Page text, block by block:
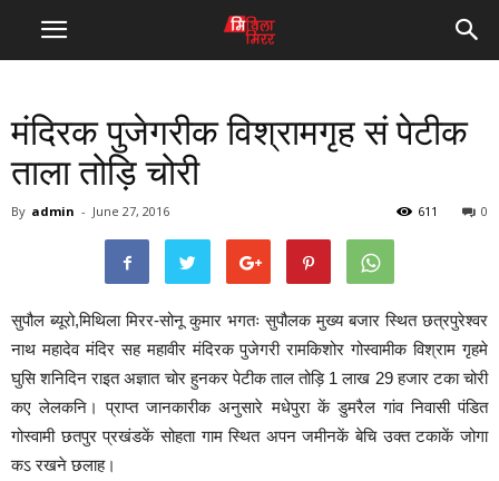
मंदिरक पुजेगरीक विश्रामगृह सं पेटीक
ताला तोड़ि चोरी
By admin - June 27, 2016 0
611
सुपौल ब्यूरो,मिथिला मिरर-सोनू कुमार भगतः सुपौलक मुख्य बजार स्थित छत्रपुरेश्वर
नाथ महादेव मंदिर सह महावीर मंदिरक पुजेगरी रामकिशोर गोस्वामीक विश्राम गृहमे
घुसि शनिदिन राइत अज्ञात चोर हुनकर पेटीक ताल तोड़ि 1 लाख 29 हजार टका चोरी
कए लेलकनि। प्राप्त जानकारीक अनुसारे मधेपुरा कें डुमरैल गांव निवासी पंडित
गोस्वामी छतपुर प्रखंडकें सोहता गाम स्थित अपन जमीनकें बेचि उक्त टकाकें जोगा
कऽ रखने छलाह।